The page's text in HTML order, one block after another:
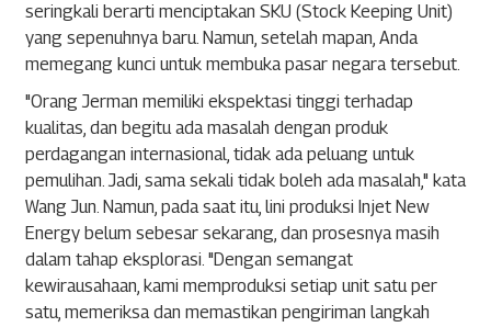
seringkali berarti menciptakan SKU (Stock Keeping Unit)
yang sepenuhnya baru. Namun, setelah mapan, Anda
memegang kunci untuk membuka pasar negara tersebut.
"Orang Jerman memiliki ekspektasi tinggi terhadap
kualitas, dan begitu ada masalah dengan produk
perdagangan internasional, tidak ada peluang untuk
pemulihan. Jadi, sama sekali tidak boleh ada masalah," kata
Wang Jun. Namun, pada saat itu, lini produksi Injet New
Energy belum sebesar sekarang, dan prosesnya masih
dalam tahap eksplorasi. "Dengan semangat
kewirausahaan, kami memproduksi setiap unit satu per
satu, memeriksa dan memastikan pengiriman langkah